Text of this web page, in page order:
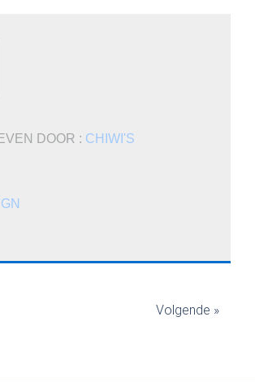
DOOR : CHIWI'S
Volgende »